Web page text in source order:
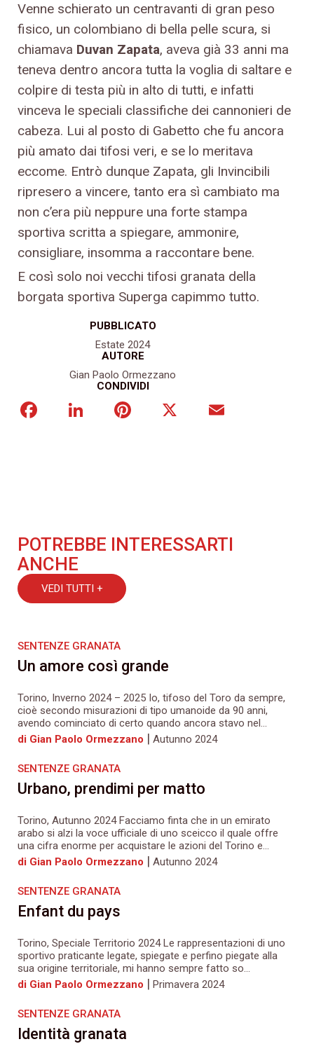
PUBBLICATO
Estate 2024
AUTORE
Gian Paolo Ormezzano
CONDIVIDI
FacebookLinkedInPinterest
Venne schierato un centravanti di gran peso
fisico, un colombiano di bella pelle scura, si
chiamava Duvan Zapata, aveva già 33 anni ma
teneva dentro ancora tutta la voglia di saltare e
colpire di testa più in alto di tutti, e infatti
vinceva le speciali classifiche dei cannonieri de
cabeza. Lui al posto di Gabetto che fu ancora
più amato dai tifosi veri, e se lo meritava
eccome. Entrò dunque Zapata, gli Invincibili
ripresero a vincere, tanto era sì cambiato ma
non c’era più neppure una forte stampa
sportiva scritta a spiegare, ammonire,
consigliare, insomma a raccontare bene.
E così solo noi vecchi tifosi granata della
borgata sportiva Superga capimmo tutto.
POTREBBE INTERESSARTI
ANCHE
VEDI TUTTI +
SENTENZE GRANATA
Un amore così grande
Torino, Inverno 2024 – 2025 Io, tifoso del Toro da sempre,
cioè secondo misurazioni di tipo umanoide da 90 anni,
avendo cominciato di certo quando ancora stavo nel...
di Gian Paolo Ormezzano | Autunno 2024
SENTENZE GRANATA
Urbano, prendimi per matto
Torino, Autunno 2024 Facciamo finta che in un emirato
arabo si alzi la voce ufficiale di uno sceicco il quale offre
una cifra enorme per acquistare le azioni del Torino e...
di Gian Paolo Ormezzano | Autunno 2024
SENTENZE GRANATA
Enfant du pays
Torino, Speciale Territorio 2024 Le rappresentazioni di uno
sportivo praticante legate, spiegate e perfino piegate alla
sua origine territoriale, mi hanno sempre fatto so...
di Gian Paolo Ormezzano | Primavera 2024
SENTENZE GRANATA
Identità granata